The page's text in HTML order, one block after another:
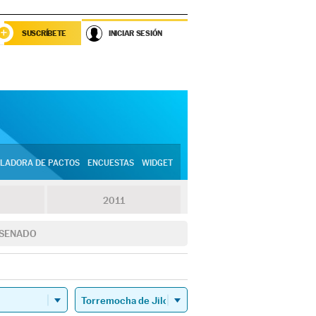
SUSCRÍBETE INICIAR SESIÓN
DE PACTOS ENCUESTAS WIDGET
2011